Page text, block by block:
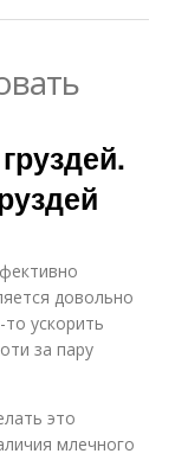
довольно
ускорить
за пару
это
млечного